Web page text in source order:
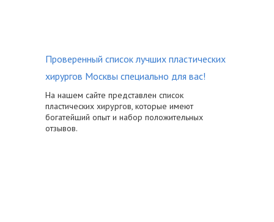
Проверенный список лучших пластических
хирургов Москвы специально для вас!
На нашем сайте представлен список
пластических хирургов, которые имеют
богатейший опыт и набор положительных
отзывов.